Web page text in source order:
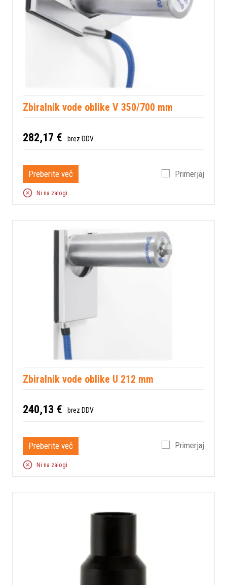
Zbiralnik vode oblike V 350/700 mm
282,17 € brez DDV
Preberite več Primerjaj
Ni na zalogi
Zbiralnik vode oblike U 212 mm
240,13 € brez DDV
Preberite več Primerjaj
Ni na zalogi